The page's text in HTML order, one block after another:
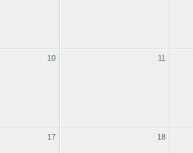
10
11
17 18